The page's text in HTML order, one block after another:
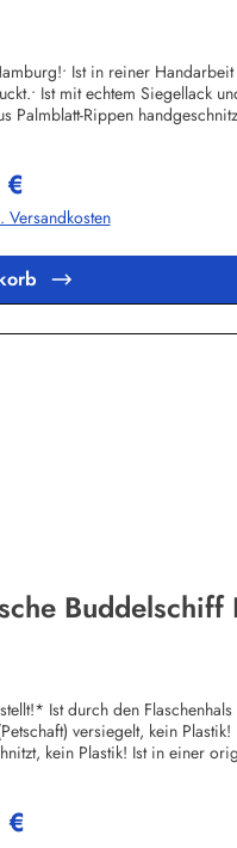
Ist in reiner
Ist mit echtem Siegellack
Rippen
Preis:
€
Versandkosten
Buddelschiff
versiegelt, kein
kein Plastik! Ist in einer
Nachbarschaft. Alle festen
Preis:
€